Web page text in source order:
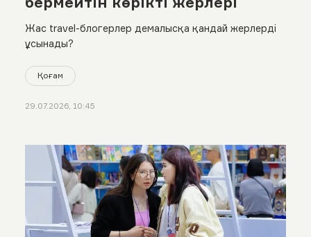
Жас travel-блогерлер демалысқа қандай жерлерді
ұсынады?
Қоғам
29.07.2026, 10:45